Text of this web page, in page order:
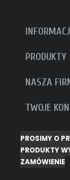
PRODUKTY
NASZA
TWOJE
PROSIMY O
PRODUKTY
ZAMÓWIENIE